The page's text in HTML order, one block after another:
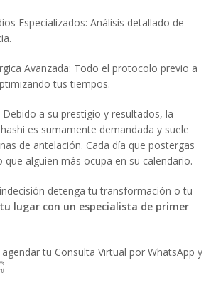
Especializados: Análisis detallado de
Avanzada: Todo el protocolo previo a
tus tiempos.
a su prestigio y resultados, la
es sumamente demandada y suele
de antelación. Cada día que postergas
que alguien más ocupa en su calendario.
detenga tu transformación o tu
lugar con un especialista de primer
agendar tu Consulta Virtual por WhatsApp y